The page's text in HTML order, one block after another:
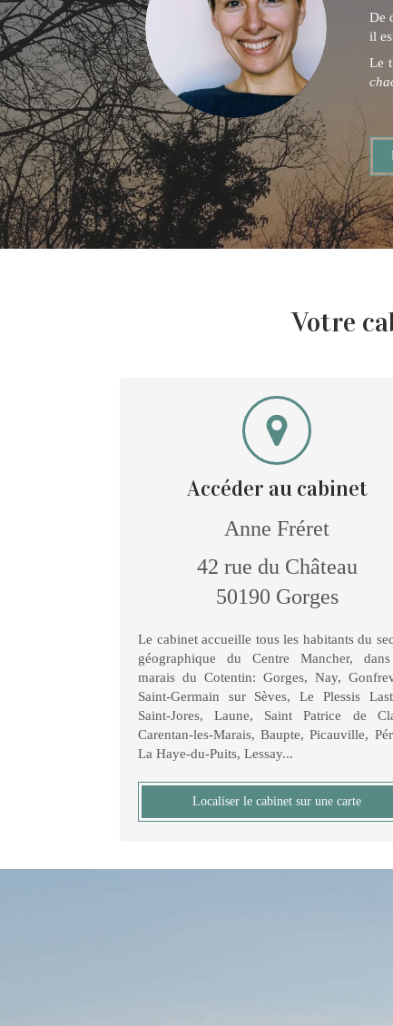
De
il
Le
Votre
Accéder au cabinet
Anne Fréret
42 rue du Château
50190 Gorges
Le cabinet accueille tous les habitants du
géographique du Centre Mancher,
marais du Cotentin: Gorges, Nay,
Saint-Germain sur Sèves, Le Plessis
Saint-Jores, Laune, Saint Patrice de
Carentan-les-Marais, Baupte, Picauville,
La Haye-du-Puits, Lessay...
Localiser le cabinet sur une carte